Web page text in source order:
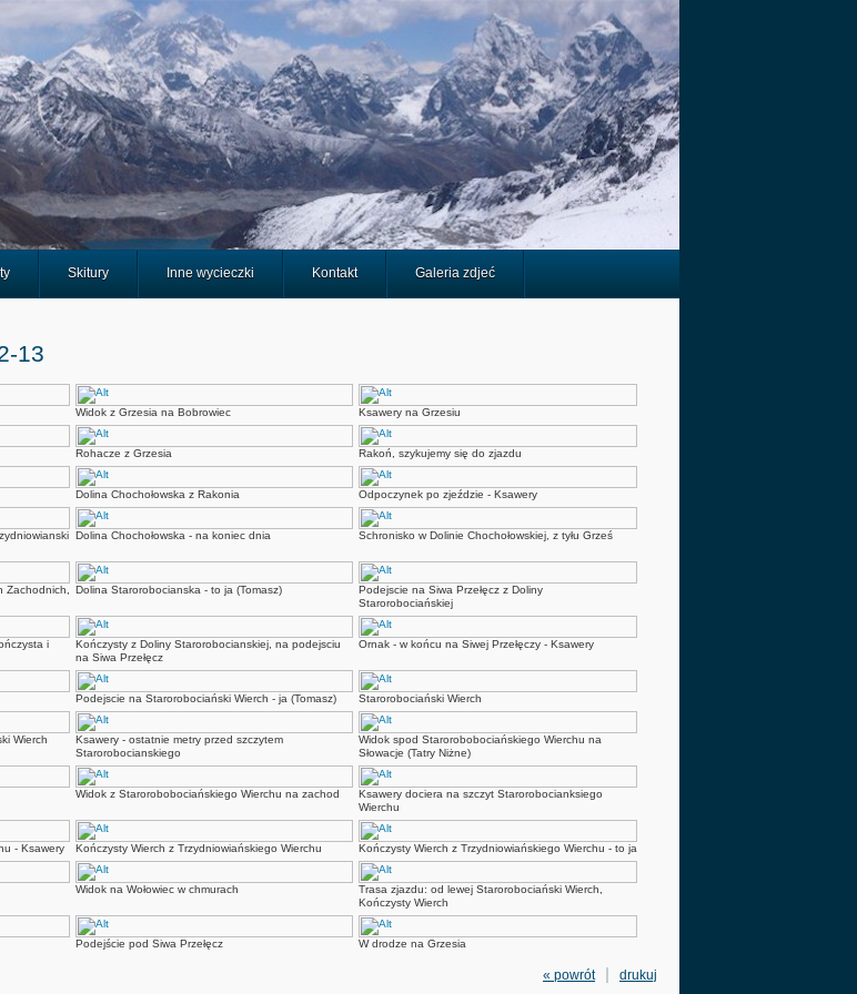
Skitury Inne wycieczki Kontakt Galeria zdjeć
13
Widok z Grzesia na Bobrowiec Ksawery na Grzesiu
Rohacze z Grzesia Rakoń, szykujemy się do zjazdu
Dolina Chochołowska z Rakonia Odpoczynek po zjeździe - Ksawery
Dolina Chochołowska - na koniec dnia Schronisko w Dolinie Chochołowskiej, z tyłu Grześ
Zachodnich,
Dolina Starorobocianska - to ja (Tomasz)
Podejscie na Siwa Przełęcz z Doliny
Starorobociańskiej
i
Kończysty z Doliny Starorobocianskiej, na podejsciu
na Siwa Przełęcz
Ornak - w końcu na Siwej Przełęczy - Ksawery
Podejscie na Starorobociański Wierch - ja (Tomasz) Starorobociański Wierch
Wierch
Ksawery - ostatnie metry przed szczytem
Starorobocianskiego
Widok spod Starorobobociańskiego Wierchu na
Słowacje (Tatry Niżne)
Widok z Starorobobociańskiego Wierchu na zachod
Ksawery dociera na szczyt Starorobocianksiego
Wierchu
- Ksawery Kończysty Wierch z Trzydniowiańskiego Wierchu Kończysty Wierch z Trzydniowiańskiego Wierchu - to ja
Widok na Wołowiec w chmurach
Trasa zjazdu: od lewej Starorobociański Wierch,
Kończysty Wierch
Podejście pod Siwa Przełęcz W drodze na Grzesia
drukuj
« powrót